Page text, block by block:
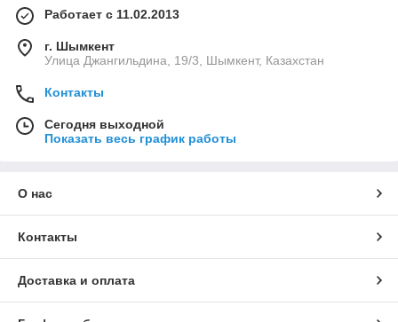
Работает с 11.02.2013
г. Шымкент
Улица Джангильдина, 19/3, Шымкент, Казахстан
Контакты
Сегодня выходной
Показать весь график работы
О нас
Контакты
Доставка и оплата